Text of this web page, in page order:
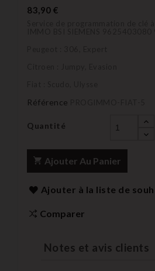
83,90 €
Référence
Quantité
Ajouter Au Panier
Ajouter à la liste de
Comparer
Notes et avis clients